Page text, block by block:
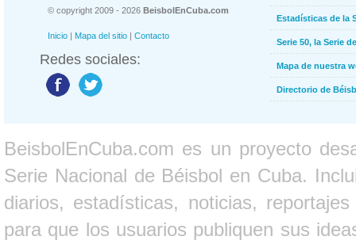
© copyright 2009 - 2026 BeisbolEnCuba.com
Inicio | Mapa del sitio | Contacto
Redes sociales:
Estadísticas de la
Serie 50, la Serie
Mapa de nuestra
Directorio de
BeisbolEnCuba.com es un proyecto
Serie Nacional de Béisbol en Cuba.
diarios, estadísticas, noticias,
para que los usuarios publiquen sus